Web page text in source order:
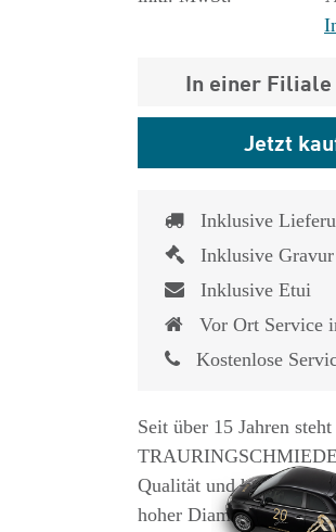
1.825,- €
In einer Filiale
Jetzt
Inklusive
Inklusive Gravur
Inklusive Etui
Vor Ort Service
Kostenlose
Seit über 15 Jahren
Qualität und
hoher